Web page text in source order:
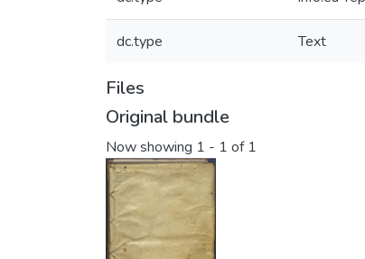
dc.type Text
Files
Original bundle
Now showing 1 - 1 of 1